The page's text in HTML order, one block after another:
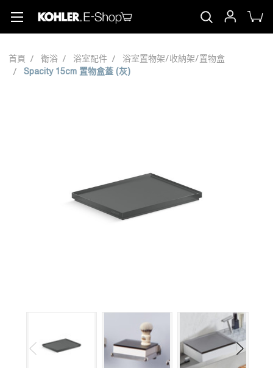
首頁 衛浴 浴室配件
浴室置物架/收納架/置物盒
Spacity 15cm 置物盒蓋 (灰)